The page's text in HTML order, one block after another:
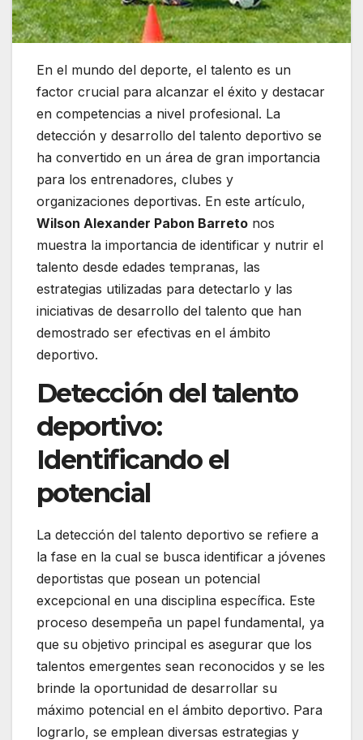
En el mundo del deporte, el talento es un
factor crucial para alcanzar el éxito y destacar
en competencias a nivel profesional. La
detección y desarrollo del talento deportivo se
ha convertido en un área de gran importancia
para los entrenadores, clubes y
organizaciones deportivas. En este artículo,
Wilson Alexander Pabon Barreto nos
muestra la importancia de identificar y nutrir el
talento desde edades tempranas, las
estrategias utilizadas para detectarlo y las
iniciativas de desarrollo del talento que han
demostrado ser efectivas en el ámbito
deportivo.
Detección del talento
deportivo:
Identificando el
potencial
La detección del talento deportivo se refiere a
la fase en la cual se busca identificar a jóvenes
deportistas que posean un potencial
excepcional en una disciplina específica. Este
proceso desempeña un papel fundamental, ya
que su objetivo principal es asegurar que los
talentos emergentes sean reconocidos y se les
brinde la oportunidad de desarrollar su
máximo potencial en el ámbito deportivo. Para
lograrlo, se emplean diversas estrategias y